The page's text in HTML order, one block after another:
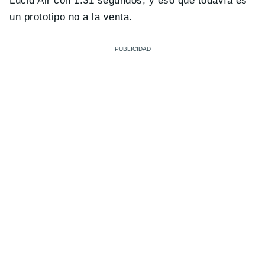
un prototipo no a la venta.